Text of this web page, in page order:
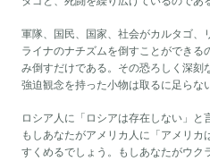
軍隊、国民、国家、社会がカルタゴ、
ライナのナチズムを倒すことができ
み倒すだけである。その恐ろしく深刻
強迫観念を持った小物は取るに足らな
ロシア人に「ロシアは存在しない」と
もしあなたがアメリカ人に「アメリ
すくめるでしょう。もしあなたがウク